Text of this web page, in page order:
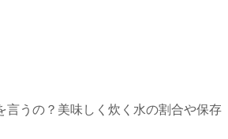
言うの？美味しく炊く水の割合や保存